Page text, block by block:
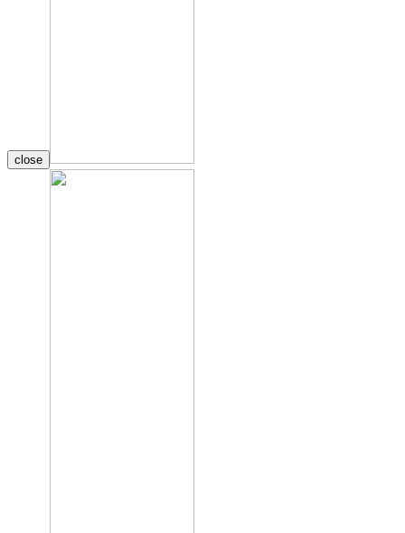
close